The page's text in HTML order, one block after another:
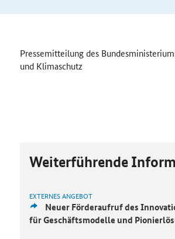
Pressemitteilung des
und Klimaschutz
Weiterführende
EXTERNES ANGEBOT
Neuer Förderaufruf des
für Geschäftsmodelle und